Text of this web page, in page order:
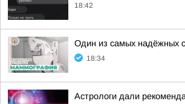
18:42
Один из самых надёжных
18:34
Астрологи дали